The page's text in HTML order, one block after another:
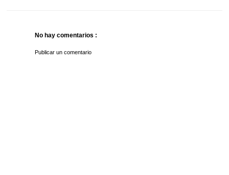
No hay comentarios :
Publicar un comentario